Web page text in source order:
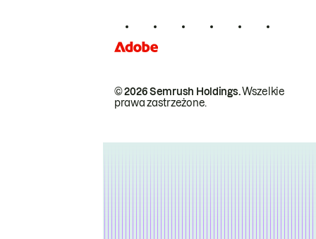
© 2026 Semrush Holdings.Wszelkie
prawa zastrzeżone.